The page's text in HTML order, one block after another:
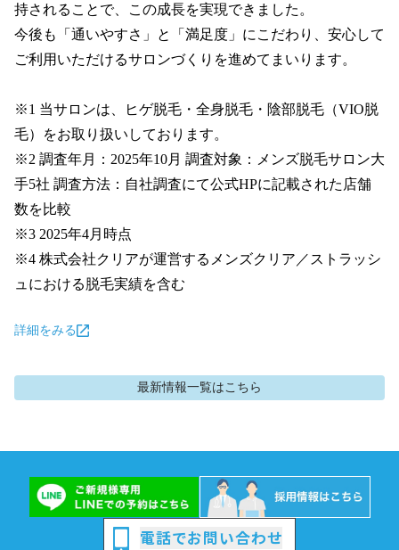
持されることで、この成長を実現できました。
今後も「通いやすさ」と「満足度」にこだわり、安心して
ご利用いただけるサロンづくりを進めてまいります。
※1 当サロンは、ヒゲ脱毛・全身脱毛・陰部脱毛（VIO脱
毛）をお取り扱いしております。
※2 調査年月：2025年10月 調査対象：メンズ脱毛サロン大
手5社 調査方法：自社調査にて公式HPに記載された店舗
数を比較
※3 2025年4月時点
※4 株式会社クリアが運営するメンズクリア／ストラッシ
ュにおける脱毛実績を含む
詳細をみる
最新情報一覧はこちら
電話でお問い合わせ